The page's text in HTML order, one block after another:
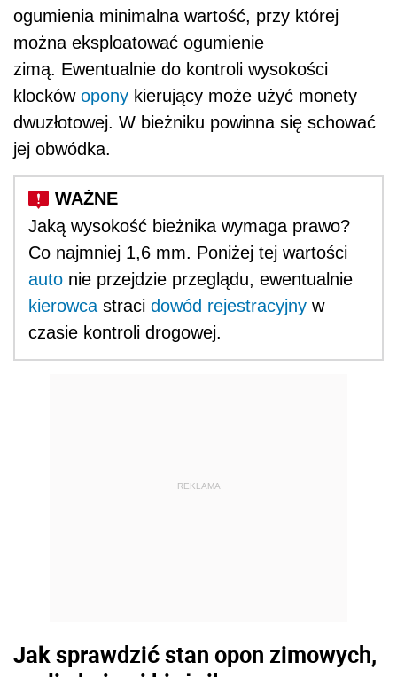
ogumienia minimalna wartość, przy której
można eksploatować ogumienie
zimą. Ewentualnie do kontroli wysokości
klocków opony kierujący może użyć monety
dwuzłotowej. W bieżniku powinna się schować
jej obwódka.
Jaką wysokość bieżnika wymaga prawo?
Co najmniej 1,6 mm. Poniżej tej wartości
auto nie przejdzie przeglądu, ewentualnie
kierowca straci dowód rejestracyjny w
czasie kontroli drogowej.
REKLAMA
Jak sprawdzić stan opon zimowych,